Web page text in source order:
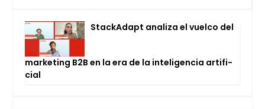
Stac­kA­dapt ana­li­za el vuel­co del
mar­ke­ting B2B en la era de la inte­li­gen­cia arti­fi­
cial